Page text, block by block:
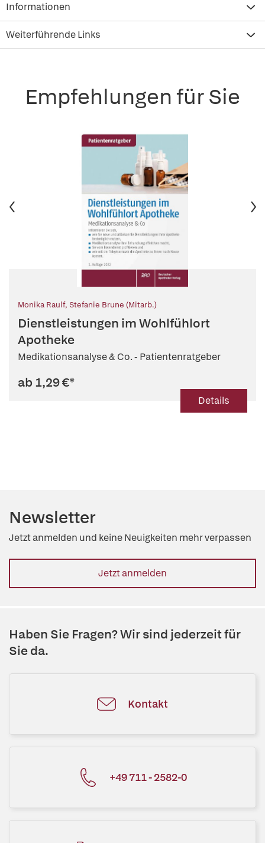
Informationen
Weiterführende Links
Empfehlungen für Sie
Monika Raulf, Stefanie Brune (Mitarb.)
Dienstleistungen im Wohlfühlort
Apotheke
Medikationsanalyse & Co. - Patientenratgeber
ab 1,29 €*
Details
Newsletter
Jetzt anmelden und keine Neuigkeiten mehr verpassen
Jetzt anmelden
Haben Sie Fragen? Wir sind jederzeit für
Sie da.
Kontakt
+49 711 - 2582-0